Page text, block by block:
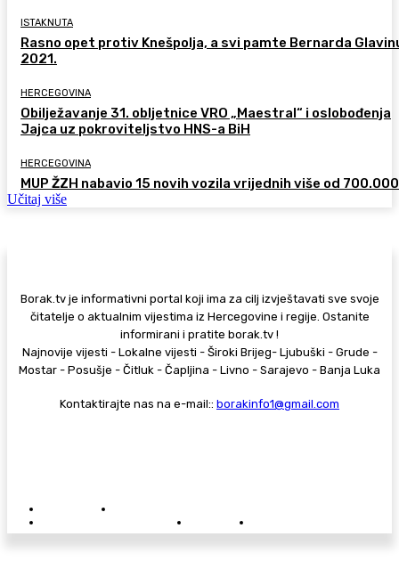
ISTAKNUTA
Rasno opet protiv Knešpolja, a svi pamte Bernarda
2021.
HERCEGOVINA
Obilježavanje 31. obljetnice VRO „Maestral“ i oslobođenja
Jajca uz pokroviteljstvo HNS-a BiH
HERCEGOVINA
MUP ŽZH nabavio 15 novih vozila vrijednih više od 700.000
Učitaj više
Borak.tv je informativni portal koji ima za cilj izvještavati sve svoje
čitatelje o aktualnim vijestima iz Hercegovine i regije. Ostanite
informirani i pratite borak.tv !
Najnovije vijesti - Lokalne vijesti - Široki Brijeg- Ljubuški - Grude -
Mostar - Posušje - Čitluk - Čapljina - Livno - Sarajevo - Banja Luka
Kontaktirajte nas na e-mail:: borakinfo1@gmail.com